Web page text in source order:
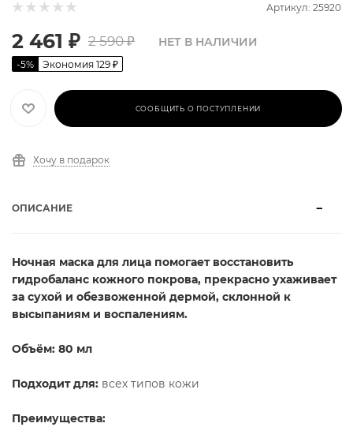
Артикул: 25920
2 461 ₽ 2 590₽
-5% Экономия 129 ₽
НЕТ В НАЛИЧИИ
СООБЩИТЬ О ПОСТУПЛЕНИИ
Хочу в подарок
ОПИСАНИЕ
Ночная маска для лица помогает восстановить
гидробаланс кожного покрова, прекрасно ухаживает
за сухой и обезвоженной дермой, склонной к
высыпаниям и воспалениям.
Объём: 80 мл
Подходит для: всех типов кожи
Преимущества: